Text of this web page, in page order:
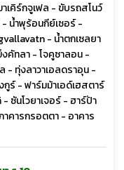
เคิร์กจูเฟล - ขับรถสโนว์
น้ำพุร้อนกีย์เซอร์ -
- น้ำตกเซลยา
คัทลา - โจคูซาลอน -
- ทุ่งลาวาเอลดราอุน -
ร์ - ฟาร์มม้าเอด์เฮสตาร์
นโวยาเจอร์ - ฮาร์ป้า
คารกรอตตา - อาคาร